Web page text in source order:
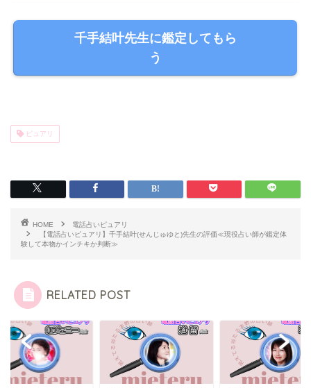
千手結叶先生に鑑定してもら
う
ピュアリ
HOME
電話占いピュアリ
【電話占いピュアリ】千手結叶(せんじゅゆと)先生の評価≪現役占い師が鑑定体
験して本物かインチキか判断≫
RELATED POST